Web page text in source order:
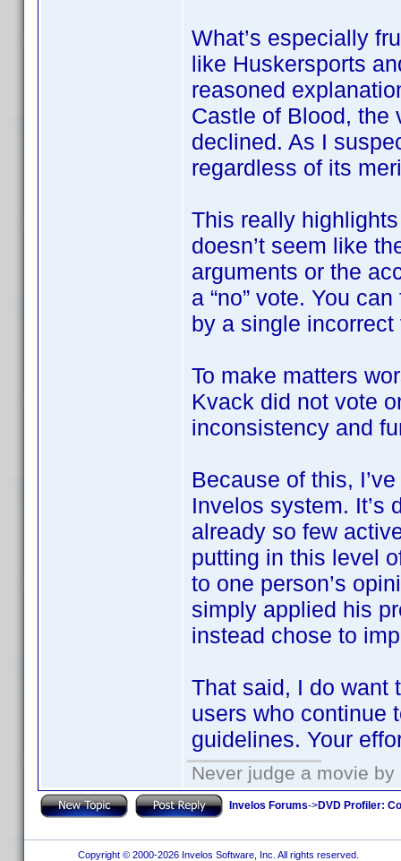
What’s especially
like Huskersports
reasoned
Castle of Blood,
declined. As I
regardless of its
This really
doesn’t seem like
arguments or the
a “no” vote. You
by a single incorrect
To make matters
Kvack did not vote
inconsistency and
Because of this,
Invelos system. It’s
already so few
putting in this level
to one person’s
simply applied his
instead chose to
That said, I do want
users who continue
guidelines. Your
Never judge a movie
Invelos Forums->DVD Profiler:
Copyright © 2000-2026 Invelos Software, Inc. All rights reserved.